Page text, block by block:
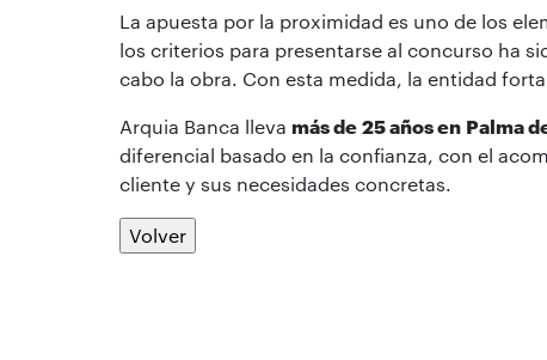
La apuesta por la proximidad es uno de los
los criterios para presentarse al concurso ha
cabo la obra. Con esta medida, la entidad
Arquia Banca lleva más de 25 años en Palma
diferencial basado en la confianza, con el
cliente y sus necesidades concretas.
Volver